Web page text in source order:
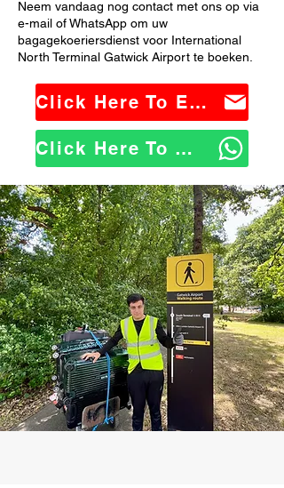
Neem vandaag nog contact met ons op via
e-mail of WhatsApp om uw
bagagekoeriersdienst voor International
North Terminal Gatwick Airport te boeken.
Click Here To Email Us
Click Here To WhatsApp Us